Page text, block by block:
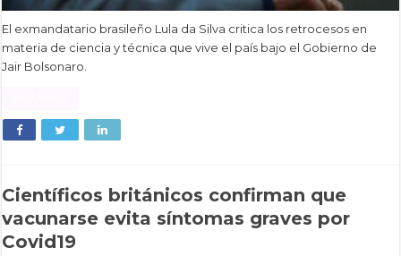
El exmandatario brasileño Lula da Silva critica los retrocesos en
materia de ciencia y técnica que vive el país bajo el Gobierno de
Jair Bolsonaro.
Científicos británicos confirman que
vacunarse evita síntomas graves por
Covid19